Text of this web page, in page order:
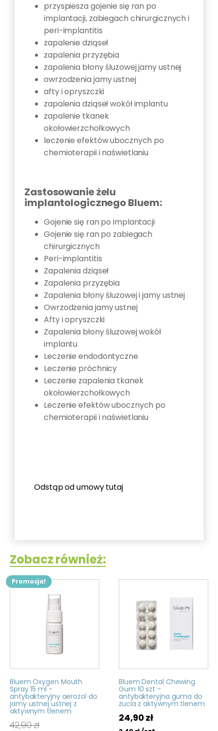
przyspiesza gojenie się ran po
implantacji, zabiegach chirurgicznych i
peri-implantitis
zapalenie dziąseł
zapalenia przyzębia
zapalenia błony śluzowej jamy ustnej
owrzodzenia jamy ustnej
afty i opryszczki
zapalenia dziąseł wokół implantu
zapalenie tkanek
okołowierzchołkowych
leczenie efektów ubocznych po
chemioterapii i naświetlaniu
Zastosowanie żelu
implantologicznego Bluem:
Gojenie się ran po implantacji
Gojenie się ran po zabiegach
chirurgicznych
Peri-implantitis
Zapalenia dziąseł
Zapalenia przyzębia
Zapalenia błony śluzowej i jamy ustnej
Owrzodzenia jamy ustnej
Afty i opryszczki
Zapalenia błony śluzowej wokół
implantu
Leczenie endodontyczne
Leczenie próchnicy
Leczenie zapalenia tkanek
okołowierzchołkowych
Leczenie efektów ubocznych po
chemioterapii i naświetlaniu
Odstąp od umowy tutaj
Zobacz również:
Promocja!
Bluem Oxygen Mouth
Spray 15 ml -
antybakteryjny aerozol do
jamy ustnej ustnej z
aktywnym tlenem
42,90zł
Bluem Dental Chewing
Gum 10 szt -
antybakteryjna guma do
żucia z aktywnym tlenem
24,90zł